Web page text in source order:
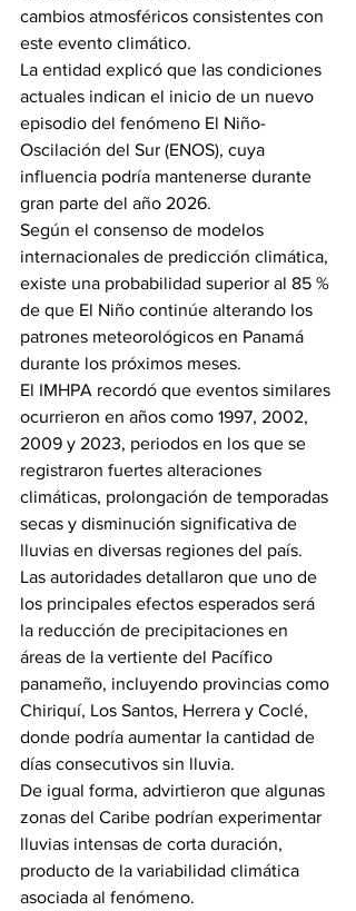
cambios atmosféricos consistentes con
este evento climático.
La entidad explicó que las condiciones
actuales indican el inicio de un nuevo
episodio del fenómeno El Niño-
Oscilación del Sur (ENOS), cuya
influencia podría mantenerse durante
gran parte del año 2026.
Según el consenso de modelos
internacionales de predicción climática,
existe una probabilidad superior al 85 %
de que El Niño continúe alterando los
patrones meteorológicos en Panamá
durante los próximos meses.
El IMHPA recordó que eventos similares
ocurrieron en años como 1997, 2002,
2009 y 2023, periodos en los que se
registraron fuertes alteraciones
climáticas, prolongación de temporadas
secas y disminución significativa de
lluvias en diversas regiones del país.
Las autoridades detallaron que uno de
los principales efectos esperados será
la reducción de precipitaciones en
áreas de la vertiente del Pacífico
panameño, incluyendo provincias como
Chiriquí, Los Santos, Herrera y Coclé,
donde podría aumentar la cantidad de
días consecutivos sin lluvia.
De igual forma, advirtieron que algunas
zonas del Caribe podrían experimentar
lluvias intensas de corta duración,
producto de la variabilidad climática
asociada al fenómeno.